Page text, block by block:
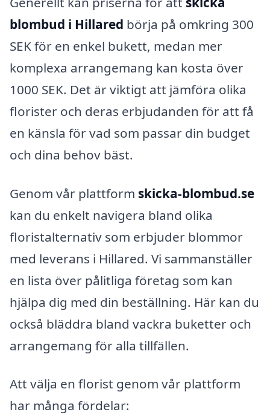
blombud i Hillared börja på omkring 300
SEK för en enkel bukett, medan mer
komplexa arrangemang kan kosta över
1000 SEK. Det är viktigt att jämföra olika
florister och deras erbjudanden för att få
en känsla för vad som passar din budget
och dina behov bäst.
Genom vår plattform skicka-blombud.se
kan du enkelt navigera bland olika
floristalternativ som erbjuder blommor
med leverans i Hillared. Vi sammanställer
en lista över pålitliga företag som kan
hjälpa dig med din beställning. Här kan du
också bläddra bland vackra buketter och
arrangemang för alla tillfällen.
Att välja en florist genom vår plattform
har många fördelar: